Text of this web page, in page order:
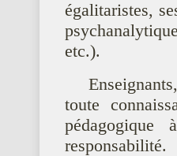
égalitaristes,
etc.).
toute
responsabilité.